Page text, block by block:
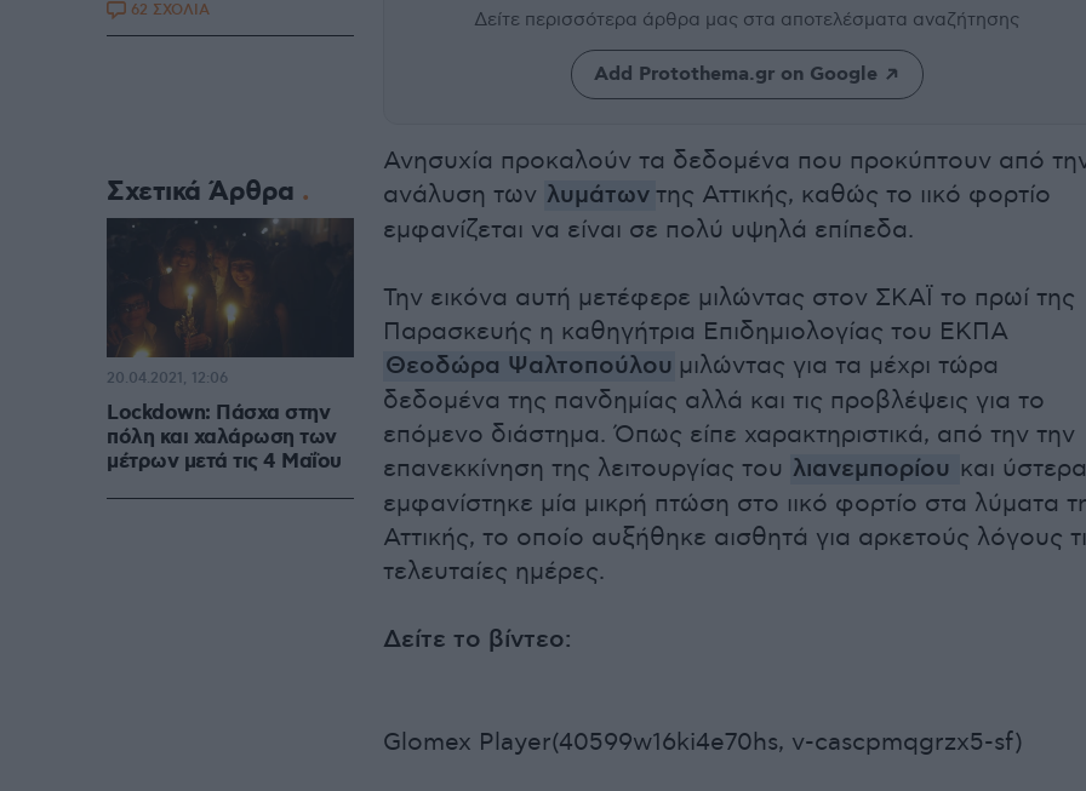
Δείτε περισσότερα άρθρα μας στα αποτελέσματα αναζήτησης
Add Protothema.gr on Google
Ανησυχία προκαλούν τα δεδομένα που προκύπτουν από
ανάλυση των λυμάτων της Αττικής, καθώς το ιικό φορτίο
εμφανίζεται να είναι σε πολύ υψηλά επίπεδα.
Την εικόνα αυτή μετέφερε μιλώντας στον ΣΚΑΪ το πρωί της
Παρασκευής η καθηγήτρια Επιδημιολογίας του ΕΚΠΑ
Θεοδώρα Ψαλτοπούλου μιλώντας για τα μέχρι τώρα
δεδομένα της πανδημίας αλλά και τις προβλέψεις για το
επόμενο διάστημα. Όπως είπε χαρακτηριστικά, από την την
επανεκκίνηση της λειτουργίας του λιανεμπορίου και ύστερα
εμφανίστηκε μία μικρή πτώση στο ιικό φορτίο στα λύματα
Αττικής, το οποίο αυξήθηκε αισθητά για αρκετούς λόγους
τελευταίες ημέρες.
Δείτε το βίντεο:
Glomex Player(40599w16ki4e70hs, v-cascpmqgrzx5-sf)
62 ΣΧΟΛΙΑ
Σχετικά Άρθρα
Lockdown: Πάσχα στην
πόλη και χαλάρωση των
μέτρων μετά τις 4 Μαΐου
20.04.2021, 12:06